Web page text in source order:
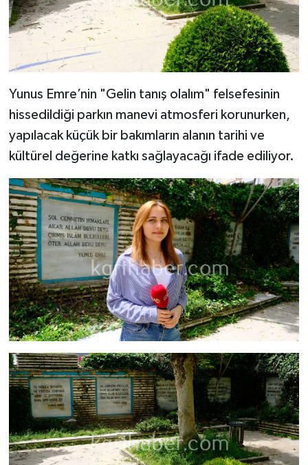
Yunus Emre’nin "Gelin tanış olalım" felsefesinin
hissedildiği parkın manevi atmosferi korunurken,
yapılacak küçük bir bakımların alanın tarihi ve
kültürel değerine katkı sağlayacağı ifade ediliyor.